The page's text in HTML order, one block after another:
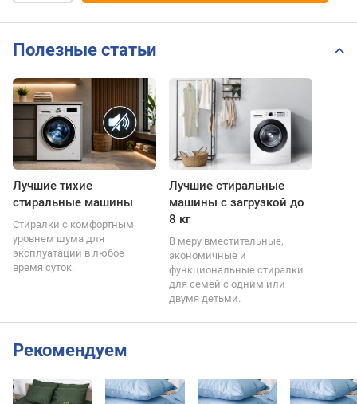
Полезные статьи
Лучшие тихие
стиральные машины
Стиралки с комфортным
уровнем шума для
эксплуатации в любое
время суток.
Лучшие стиральные
машины с загрузкой до
8 кг
В меру вместительные,
экономичные и
функциональные стиралки
для семей с одним или
двумя детьми.
Рекомендуем